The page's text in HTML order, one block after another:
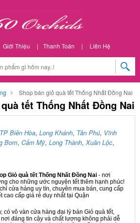
Giới Thiệu | Thanh Toán | Liên Hệ
Shop bán giỏ quà tết Thống Nhất Đồng Nai
tết Thống Nhất Đồng Nai
TP Biên Hòa, Long Khánh, Tân Phú, Vĩnh
Bom, Cẩm Mỹ, Long Thành, Xuân Lộc,
Giỏ quà tết Thống Nhất Đồng Nai - nơi
cho những ước nguyện tết thêm hạnh phúc!
cửa hàng uy tín, chuyên mua bán, cung cấp
cao cấp giá rẻ duy nhất tại Quận
có vô vàn cửa hàng đại lý bán Giỏ quà tết,
đáng tin cậy và chất lượng không phải dễ